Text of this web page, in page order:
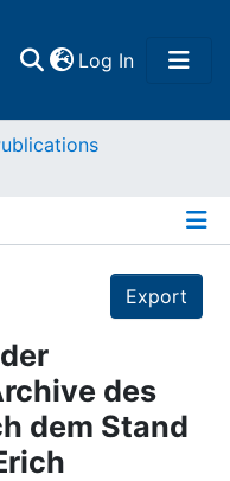
Log In(current)
Export
des
dem Stand